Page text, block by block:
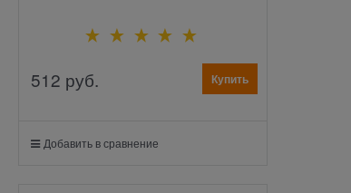
512 руб. Купить
Добавить в сравнение